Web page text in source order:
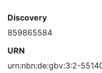
Discovery
859865584
URN
urn:nbn:de:gbv:3:2-